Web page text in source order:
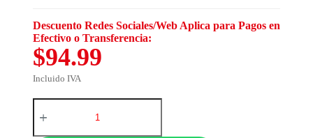
Descuento Redes Sociales/Web Aplica para Pagos en
Efectivo o Transferencia:
$94.99
Incluido IVA